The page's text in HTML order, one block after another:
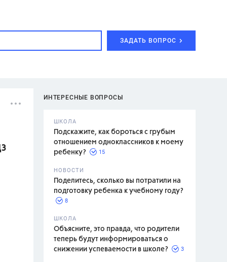
ЗАДАТЬ ВОПРОС
ИНТЕРЕСНЫЕ ВОПРОСЫ
ШКОЛА
Подскажите, как бороться с грубым
отношением одноклассников к моему
ребенку?
15
НОВОСТИ
Поделитесь, сколько вы потратили на
подготовку ребенка к учебному году?
8
ШКОЛА
Объясните, это правда, что родители
теперь будут информироваться о
снижении успеваемости в школе?
3